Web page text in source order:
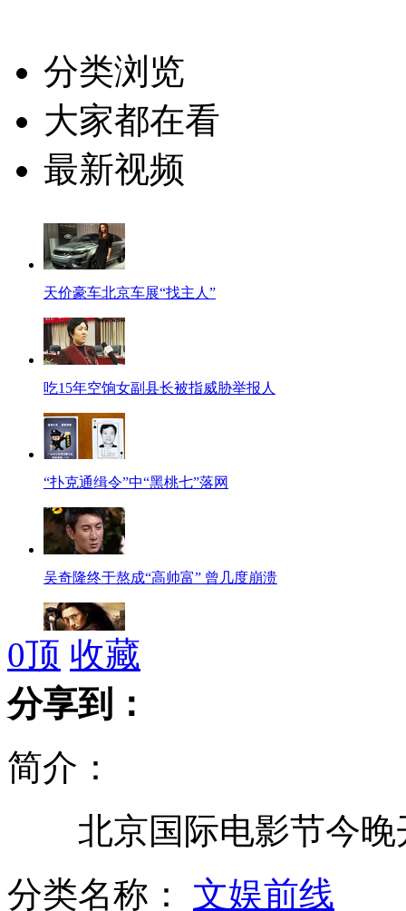
分类浏览
大家都在看
最新视频
天价豪车北京车展“找主人”
吃15年空饷女副县长被指威胁举报人
“扑克通缉令”中“黑桃七”落网
吴奇隆终于熬成“高帅富” 曾几度崩溃
陈坤自称<画皮2>中神似"圣骑士"
7700余万粒问题胶囊被查扣
0顶 收藏
分享到：
简介：
北京国际电影节今晚
分类名称： 文娱前线